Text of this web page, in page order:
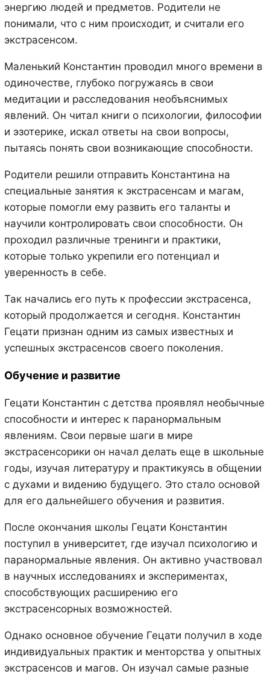
энергию людей и предметов. Родители не
понимали, что с ним происходит, и считали его
экстрасенсом.
Маленький Константин проводил много времени в
одиночестве, глубоко погружаясь в свои
медитации и расследования необъяснимых
явлений. Он читал книги о психологии, философии
и эзотерике, искал ответы на свои вопросы,
пытаясь понять свои возникающие способности.
Родители решили отправить Константина на
специальные занятия к экстрасенсам и магам,
которые помогли ему развить его таланты и
научили контролировать свои способности. Он
проходил различные тренинги и практики,
которые только укрепили его потенциал и
уверенность в себе.
Так начались его путь к профессии экстрасенса,
который продолжается и сегодня. Константин
Гецати признан одним из самых известных и
успешных экстрасенсов своего поколения.
Обучение и развитие
Гецати Константин с детства проявлял необычные
способности и интерес к паранормальным
явлениям. Свои первые шаги в мире
экстрасенсорики он начал делать еще в школьные
годы, изучая литературу и практикуясь в общении
с духами и видению будущего. Это стало основой
для его дальнейшего обучения и развития.
После окончания школы Гецати Константин
поступил в университет, где изучал психологию и
паранормальные явления. Он активно участвовал
в научных исследованиях и экспериментах,
способствующих расширению его
экстрасенсорных возможностей.
Однако основное обучение Гецати получил в ходе
индивидуальных практик и менторства у опытных
экстрасенсов и магов. Он изучал самые разные